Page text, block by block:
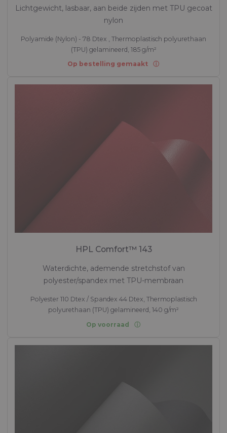
Lichtgewicht, lasbaar, aan beide zijden met TPU gecoat
nylon
Polyamide (Nylon) - 78 Dtex , Thermoplastisch polyurethaan
(TPU) gelamineerd, 185 g/m²
Op bestelling gemaakt
HPL Comfort™ 143
Waterdichte, ademende stretchstof van
polyester/spandex met TPU-membraan
Polyester 110 Dtex / Spandex 44 Dtex, Thermoplastisch
polyurethaan (TPU) gelamineerd, 140 g/m²
Op voorraad